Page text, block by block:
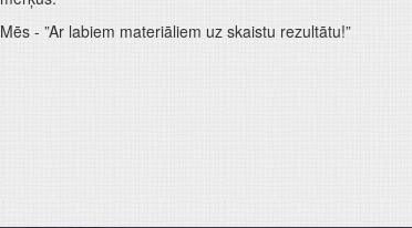
Mēs - ”Ar labiem materiāliem uz skaistu rezultātu!”